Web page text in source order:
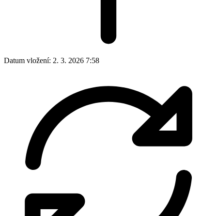
Datum vložení: 2. 3. 2026 7:58